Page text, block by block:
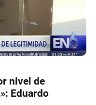
nivel de
Eduardo